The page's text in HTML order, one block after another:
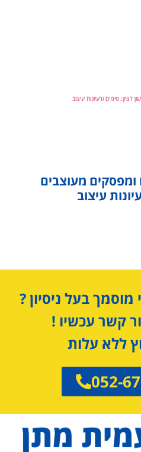
מעוצבים
עיצוב
בעל ניסיון ?
קשר עכשיו !
ללא עלות
052-